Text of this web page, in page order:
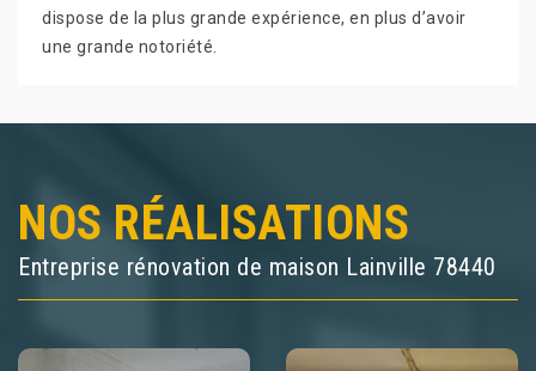
dispose de la plus grande expérience, en plus d’avoir
une grande notoriété.
NOS RÉALISATIONS
Entreprise rénovation de maison Lainville 78440